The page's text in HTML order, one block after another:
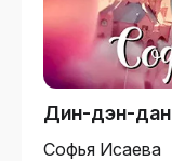
Дин-дэн-дан
Софья Исаева